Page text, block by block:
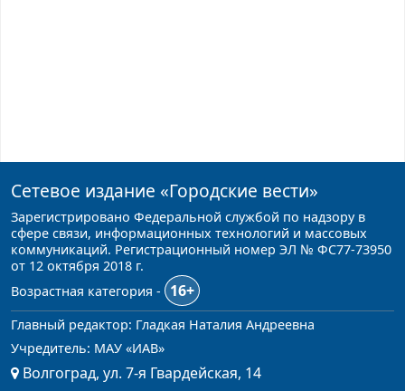
Сетевое издание «Городские вести»
Зарегистрировано Федеральной службой по надзору в
сфере связи, информационных технологий и массовых
коммуникаций. Регистрационный номер ЭЛ № ФС77-73950
от 12 октября 2018 г.
Возрастная категория -
16+
Главный редактор: Гладкая Наталия Андреевна
Учредитель: МАУ «ИАВ»
Волгоград, ул. 7-я Гвардейская, 14